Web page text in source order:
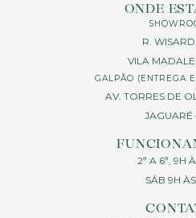
ONDE
R.
VILA
GALPÃO (ENTREGA
AV. TORRES DE
JAGUARÉ
2ª A 6ª, 9H
SÁB 9H